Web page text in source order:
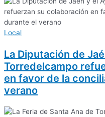
Local
La Diputación de
Torredelcampo
en favor de la
verano